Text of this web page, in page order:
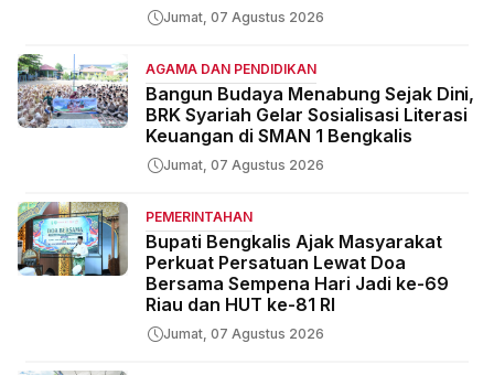
Jumat, 07 Agustus 2026
AGAMA DAN PENDIDIKAN
Bangun Budaya Menabung Sejak Dini,
BRK Syariah Gelar Sosialisasi Literasi
Keuangan di SMAN 1 Bengkalis
Jumat, 07 Agustus 2026
PEMERINTAHAN
Bupati Bengkalis Ajak Masyarakat
Perkuat Persatuan Lewat Doa
Bersama Sempena Hari Jadi ke-69
Riau dan HUT ke-81 RI
Jumat, 07 Agustus 2026